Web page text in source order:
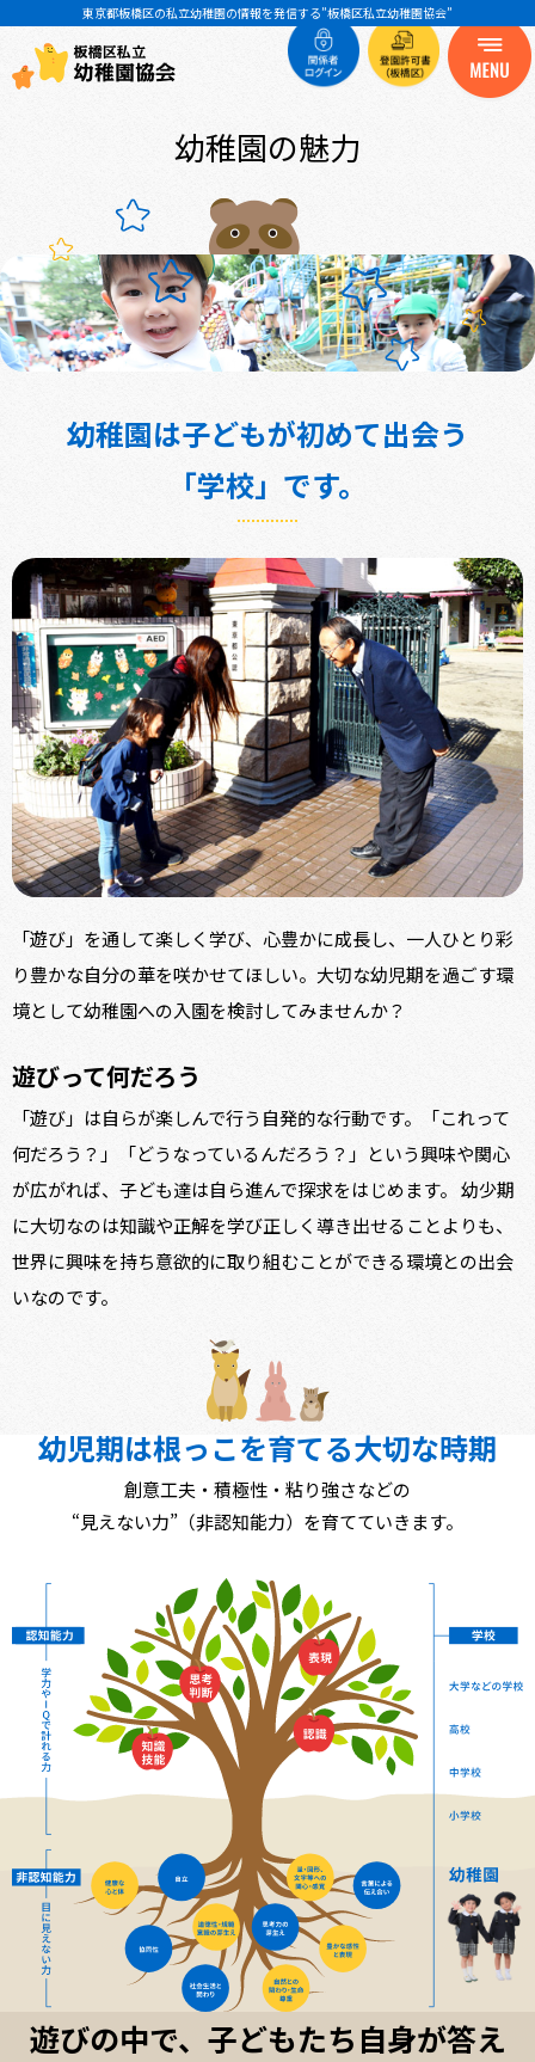
東京都板橋区の私立幼稚園の情報を発信する”板橋区私立幼稚園協会”
幼稚園の魅力
幼稚園は子どもが初めて出会う
「学校」です。
「遊び」を通して楽しく学び、心豊かに成長し、一人ひとり彩
り豊かな自分の華を咲かせてほしい。大切な幼児期を過ごす環
境として幼稚園への入園を検討してみませんか？
遊びって何だろう
「遊び」は自らが楽しんで行う自発的な行動です。「これって
何だろう？」「どうなっているんだろう？」という興味や関心
が広がれば、子ども達は自ら進んで探求をはじめます。 幼少期
に大切なのは知識や正解を学び正しく導き出せることよりも、
世界に興味を持ち意欲的に取り組むことができる環境との出会
いなのです。
幼児期は根っこを育てる大切な時期
創意工夫・積極性・粘り強さなどの
“見えない力”（非認知能力）を育てていきます。
遊びの中で、子どもたち自身が答え